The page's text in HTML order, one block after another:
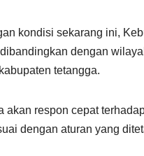
kondisi sekarang ini,
dengan
tetangga.
akan respon cepat
dengan aturan yang